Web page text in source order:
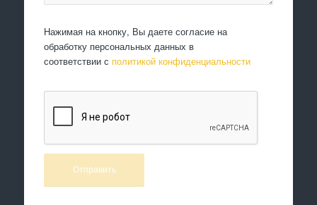
Нажимая на кнопку, Вы даете согласие на
обработку персональных данных в
соответствии с политикой конфиденциальности